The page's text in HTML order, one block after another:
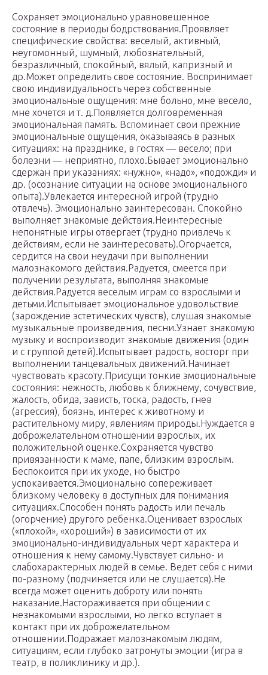
Сохраняет эмоционально уравновешенное
состояние в периоды бодрствования.Проявляет
специфические свойства: веселый, активный,
неугомонный, шумный, любознательный,
безразличный, спокойный, вялый, капризный и
др.Может определить свое состояние. Воспринимает
свою индивидуальность через собственные
эмоциональные ощущения: мне больно, мне весело,
мне хочется и т. д.Появляется долговременная
эмоциональная память. Вспоминает свои прежние
эмоциональные ощущения, оказываясь в разных
ситуациях: на празднике, в гостях — весело; при
болезни — неприятно, плохо.Бывает эмоционально
сдержан при указаниях: «нужно», «надо», «подожди» и
др. (осознание ситуации на основе эмоционального
опыта).Увлекается интересной игрой (трудно
отвлечь). Эмоционально заинтересован. Спокойно
выполняет знакомые действия.Неинтересные
непонятные игры отвергает (трудно привлечь к
действиям, если не заинтересовать).Огорчается,
сердится на свои неудачи при выполнении
малознакомого действия.Радуется, смеется при
получении результата, выполняя знакомые
действия.Радуется веселым играм со взрослыми и
детьми.Испытывает эмоциональное удовольствие
(зарождение эстетических чувств), слушая знакомые
музыкальные произведения, песни.Узнает знакомую
музыку и воспроизводит знакомые движения (один
и с группой детей).Испытывает радость, восторг при
выполнении танцевальных движений.Начинает
чувствовать красоту.Присущи тонкие эмоциональные
состояния: нежность, любовь к ближнему, сочувствие,
жалость, обида, зависть, тоска, радость, гнев
(агрессия), боязнь, интерес к животному и
растительному миру, явлениям природы.Нуждается в
доброжелательном отношении взрослых, их
положительной оценке.Сохраняется чувство
привязанности к маме, папе, близким взрослым.
Беспокоится при их уходе, но быстро
успокаивается.Эмоционально сопереживает
близкому человеку в доступных для понимания
ситуациях.Способен понять радость или печаль
(огорчение) другого ребенка.Оценивает взрослых
(«плохой», «хороший») в зависимости от их
эмоционально-индивидуальных черт характера и
отношения к нему самому.Чувствует сильно- и
слабохарактерных людей в семье. Ведет себя с ними
по-разному (подчиняется или не слушается).Не
всегда может оценить доброту или понять
наказание.Настораживается при общении с
незнакомыми взрослыми, но легко вступает в
контакт при их доброжелательном
отношении.Подражает малознакомым людям,
ситуациям, если глубоко затронуты эмоции (игра в
театр, в поликлинику и др.).